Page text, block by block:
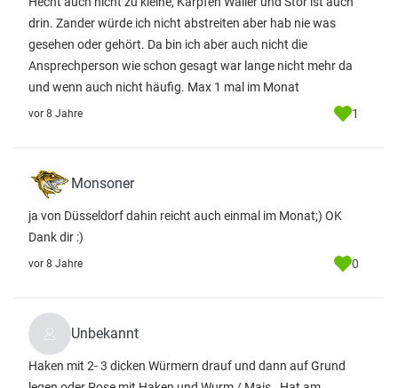
drin. Zander würde ich nicht abstreiten aber hab nie was
gesehen oder gehört. Da bin ich aber auch nicht die
Ansprechperson wie schon gesagt war lange nicht mehr da
und wenn auch nicht häufig. Max 1 mal im Monat
vor 8 Jahre 1
Monsoner
ja von Düsseldorf dahin reicht auch einmal im Monat;) OK
Dank dir :)
vor 8 Jahre 0
Unbekannt
Haken mit 2- 3 dicken Würmern drauf und dann auf Grund